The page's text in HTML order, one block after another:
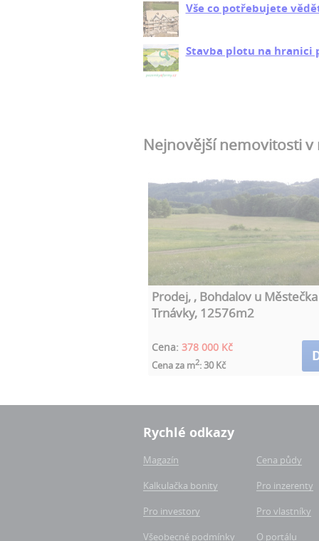
Vše co potřebujete
Stavba plotu na hranici
Nejnovější nemovitosti v
Prodej, , Bohdalov u Městečka
Trnávky, 12576m2
Cena: 378 000 Kč
Cena za m2: 30 Kč
Rychlé odkazy
Magazín
Cena půdy
Kalkulačka bonity
Pro inzerenty
Pro investory
Pro vlastníky
Všeobecné podmínky
O portálu